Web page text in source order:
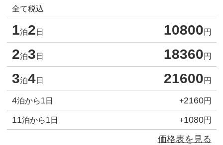
全て税込
1泊2 日 10800円
2泊3 日 18360円
3泊4日 21600円
4泊から1日 +2160円
11泊から1日 +1080円
価格表を見る